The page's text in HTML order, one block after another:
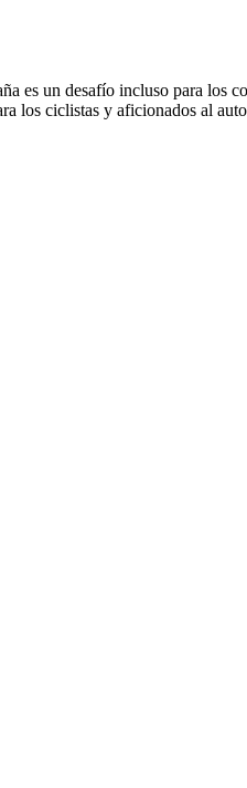
es un desafío incluso para los
los ciclistas y aficionados al